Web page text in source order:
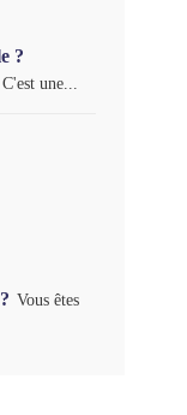
?
une...
Vous êtes